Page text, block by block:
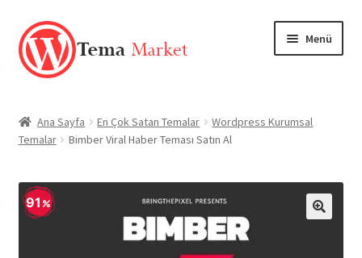
Dolaşıma
geç
İçeriğe
geç
Menü
Mağaza
TEMALAR
Ana Sayfa En Çok Satan Temalar
Wordpress Kurumsal
Temalar
Bimber Viral Haber Teması Satın Al
91